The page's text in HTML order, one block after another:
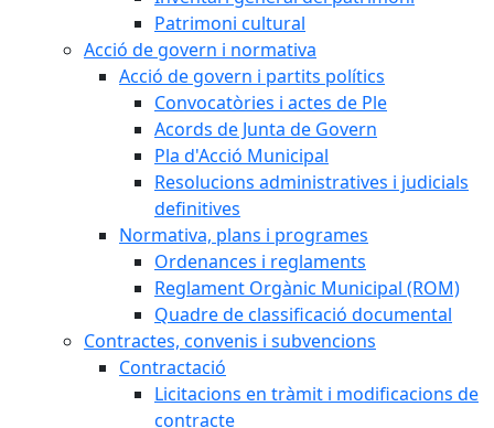
Patrimoni cultural
Acció de govern i normativa
Acció de govern i partits polítics
Convocatòries i actes de Ple
Acords de Junta de Govern
Pla d'Acció Municipal
Resolucions administratives i judicials
definitives
Normativa, plans i programes
Ordenances i reglaments
Reglament Orgànic Municipal (ROM)
Quadre de classificació documental
Contractes, convenis i subvencions
Contractació
Licitacions en tràmit i modificacions de
contracte